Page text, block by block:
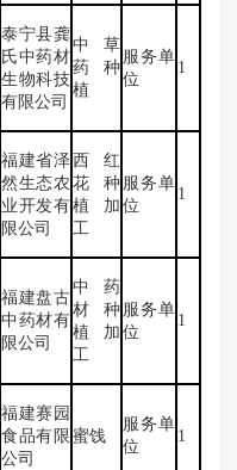
泰宁县龚
氏中药材
生物科技
有限公司
中草
药种
植
服务单
位
1
福建省泽
然生态农
业开发有
限公司
西红
花种
植加
工
服务单
位
1
福建盘古
中药材有
限公司
中药
材种
植加
工
服务单
位
1
福建赛园
食品有限
公司
蜜饯
服务单
位
1